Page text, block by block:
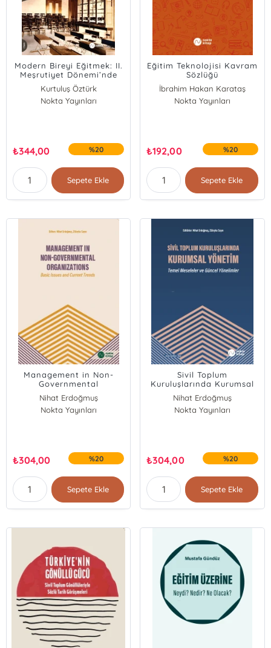
Modern Bireyi Eğitmek: II.
Meşrutiyet Dönemi’nde
Tedrisat, Terbiye ve
Eğitim
Kurtuluş Öztürk
Nokta Yayınları
₺344,00 %20
Sepete Ekle
Eğitim Teknolojisi Kavram
Sözlüğü
İbrahim Hakan Karataş
Kevser Yıldırım
Nokta Yayınları
₺192,00 %20
Sepete Ekle
Management in Non-
Governmental
Organizations: Basic
Issues and Current Trends
Nihat Erdoğmuş
Züleyha Sayın
Nokta Yayınları
₺304,00 %20
Sepete Ekle
Sivil Toplum
Kuruluşlarında Kurumsal
Yönetim: Temel Meseleler
ve Güncel Yönelimler
Nihat Erdoğmuş
Züleyha Sayın
Nokta Yayınları
₺304,00 %20
Sepete Ekle